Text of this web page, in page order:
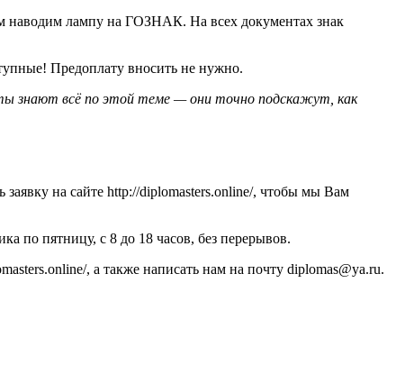
наводим лампу на ГОЗНАК. На всех документах знак
Предоплату вносить не нужно.
знают всё по этой теме — они точно подскажут, как
заявку на сайте http://diplomasters.online/, чтобы мы Вам
по пятницу, с 8 до 18 часов, без перерывов.
, а также написать нам на почту diplomas@ya.ru.